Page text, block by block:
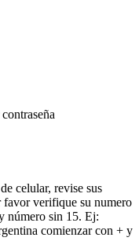
celular, revise sus
favor verifique su numero
número sin 15. Ej:
comienzar con + y